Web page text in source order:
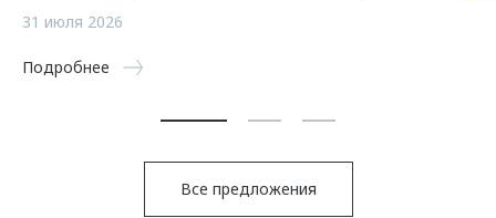
31 июля 2026
Подробнее
Все предложения